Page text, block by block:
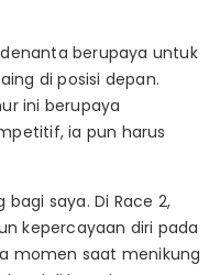
berupaya untuk
di posisi depan.
ini berupaya
ia pun harus
saya. Di Race 2,
kepercayaan diri pada
momen saat menikung